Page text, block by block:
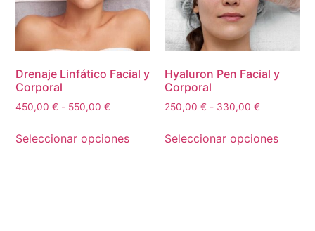
Drenaje Linfático Facial y
Corporal
450,00€ - 550,00€
Seleccionar opciones
Hyaluron Pen Facial y
Corporal
250,00 € - 330,00 €
Seleccionar opciones